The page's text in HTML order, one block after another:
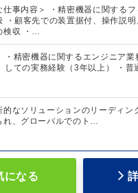
仕事内容＞ ・精密機器に関する
・顧客先での装置据付、操作説
検収 ・…
・精密機器に関するエンジニア業
しての実務経験（3年以上） ・普
的なソリューションのリーディン
れ、グローバルでのト…
になる